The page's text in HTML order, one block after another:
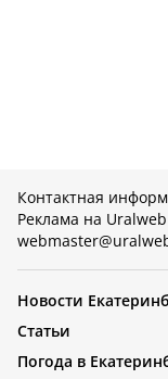
Контактная
Реклама на Uralweb
Новости
Статьи
Погода в